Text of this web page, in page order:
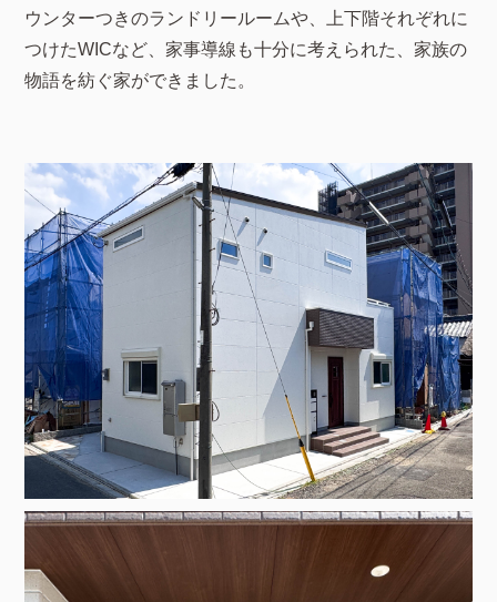
ウンターつきのランドリールームや、上下階それぞれに
つけたWICなど、家事導線も十分に考えられた、家族の
物語を紡ぐ家ができました。